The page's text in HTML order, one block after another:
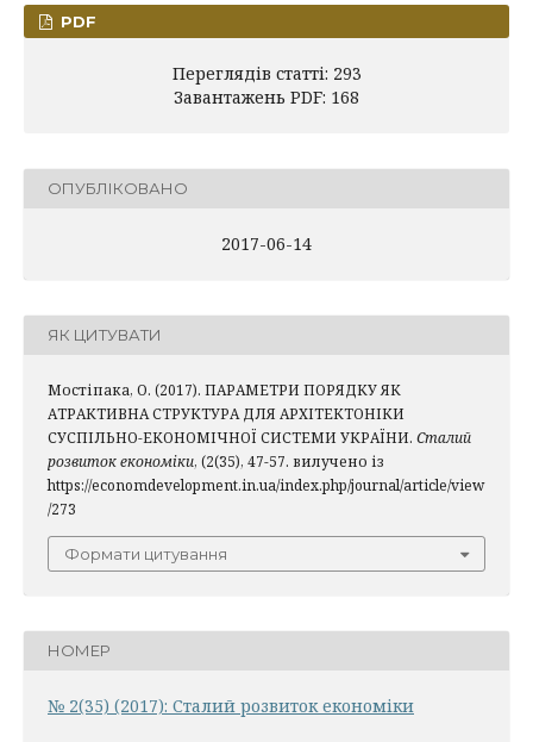
PDF
Переглядів статті: 293
Завантажень PDF: 168
ОПУБЛІКОВАНО
2017-06-14
ЯК ЦИТУВАТИ
Мостіпака, О. (2017). ПАРАМЕТРИ ПОРЯДКУ ЯК
АТРАКТИВНА СТРУКТУРА ДЛЯ АРХІТЕКТОНІКИ
СУСПІЛЬНО-ЕКОНОМІЧНОЇ СИСТЕМИ УКРАЇНИ. Сталий
розвиток економіки, (2(35), 47-57. вилучено із
https://economdevelopment.in.ua/index.php/journal/article/view
/273
Формати цитування
НОМЕР
№ 2(35) (2017): Сталий розвиток економіки